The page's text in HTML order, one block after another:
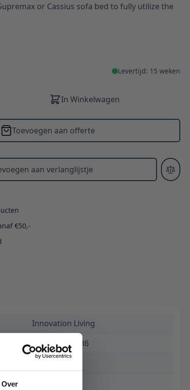
Over
or Cassius sofa bed to fully utilize the
Levertijd: 15 weken
In Winkelwagen
Toevoegen aan offerte
aan verlanglijstje
€50,-
Innovation Living
5700110885836